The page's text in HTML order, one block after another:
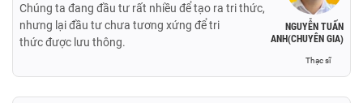
NGUYỄN TUẤN
ANH(CHUYÊN GIA)
Thạc sĩ
Chúng ta đang đầu tư rất nhiều để tạo ra tri thức,
nhưng lại đầu tư chưa tương xứng để tri
thức được lưu thông.